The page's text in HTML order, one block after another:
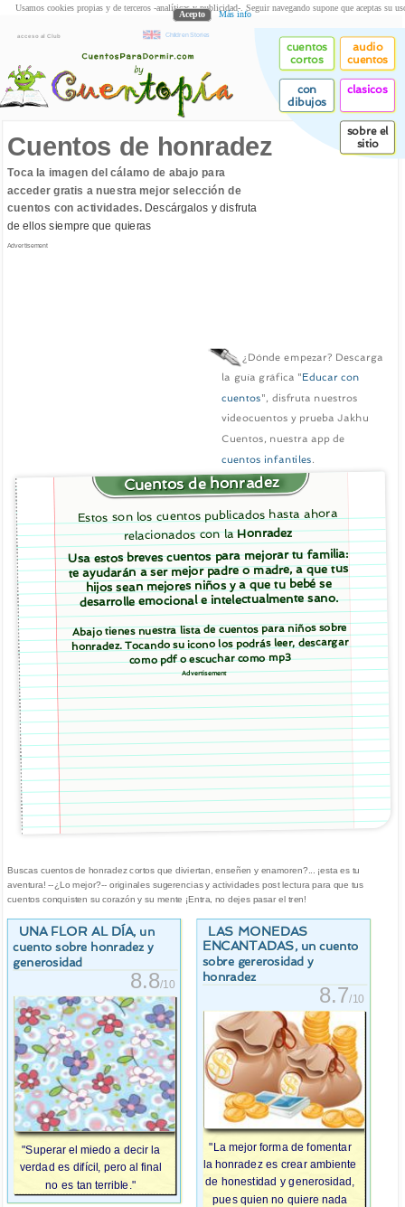
acceso al Club Children Stories
cuentos
cortos
audio
cuentos
con
dibujos
clasicos
sobre el
sitio
Cuentos de honradez
Toca la imagen del cálamo de abajo para
acceder gratis a nuestra mejor selección de
cuentos con actividades.Descárgalos y disfruta
de ellos siempre que quieras
Advertisement
¿Dónde empezar? Descarga
la guía gráfica "Educar con
cuentos", disfruta nuestros
videocuentos y prueba Jakhu
Cuentos, nuestra app de
cuentos infantiles
Cuentos de honradez
Estos son los cuentos publicados hasta ahora
relacionados con laHonradez
Usa estos breves cuentos para mejorar tu familia:
te ayudarán a ser mejor padre o madre, a que tus
hijos sean mejores niños y a que tu bebé se
desarrolle emocional e intelectualmente sano.
Abajo tienes nuestra lista de cuentos para niños sobre
honradez. Tocando su icono los podrás leer, descargar
como pdf o escuchar como mp3
Advertisement
Buscas cuentos de honradez cortos que diviertan, enseñen y enamoren?... ¡esta es tu
aventura! --¿Lo mejor?-- originales sugerencias y actividades post lectura para que tus
cuentos conquisten su corazón y su mente ¡Entra, no dejes pasar el tren!
UNA FLOR AL DÍA, un
cuento sobre honradez y
generosidad
8.8/10
"Superar el miedo a decir la
verdad es difícil, pero al final
no es tan terrible."
LAS MONEDAS
ENCANTADAS, un cuento
sobre gererosidad y
honradez
8.7/10
"La mejor forma de fomentar
la honradez es crear ambiente
de honestidad y generosidad,
pues quien no quiere nada
Usamos cookies propias y de terceros -analíticas y publicidad-. Seguir navegando supone que aceptas su
Acepto Más info